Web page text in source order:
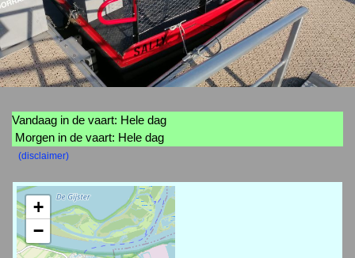
Vandaag in de vaart: Hele dag
Morgen in de vaart: Hele dag
(disclaimer)
+
−